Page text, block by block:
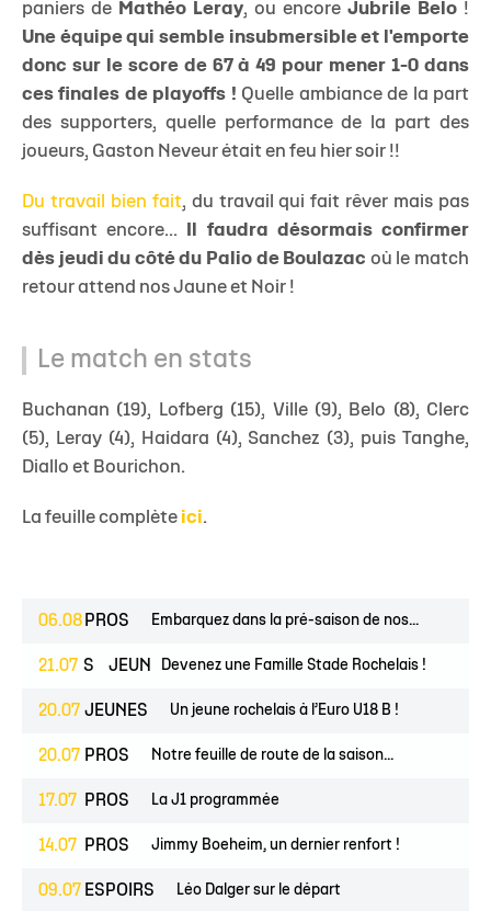
paniers de Mathéo Leray, ou encore Jubrile Belo !
Une équipe qui semble insubmersible et l'emporte
donc sur le score de 67 à 49 pour mener 1-0 dans
ces finales de playoffs ! Quelle ambiance de la part
des supporters, quelle performance de la part des
joueurs, Gaston Neveur était en feu hier soir !!
Du travail bien fait, du travail qui fait rêver mais pas
suffisant encore...
Il faudra désormais confirmer
dès jeudi du côté du Palio de Boulazac où le match
retour attend nos Jaune et Noir !
Le match en stats
Buchanan (19), Lofberg (15), Ville (9), Belo (8), Clerc
(5), Leray (4), Haidara (4), Sanchez (3), puis Tanghe,
Diallo et Bourichon.
La feuille complète ici.
06.08 PROS Embarquez dans la pré-saison de nos...
21.07
ESPOIRS JEUNES Devenez une Famille Stade Rochelais !
20.07 JEUNES Un jeune rochelais à l’Euro U18 B !
20.07 PROS Notre feuille de route de la saison...
17.07 PROS La J1 programmée
14.07 PROS Jimmy Boeheim, un dernier renfort !
09.07 ESPOIRS Léo Dalger sur le départ